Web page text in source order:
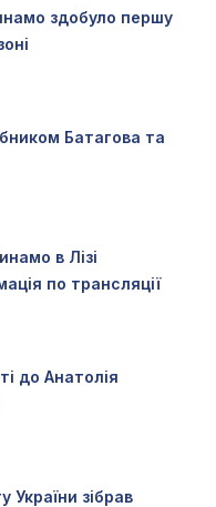
здобуло першу
Батагова та
в Лізі
по трансляції
до Анатолія
України зібрав